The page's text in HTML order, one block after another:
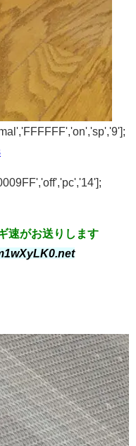
速がお送りします